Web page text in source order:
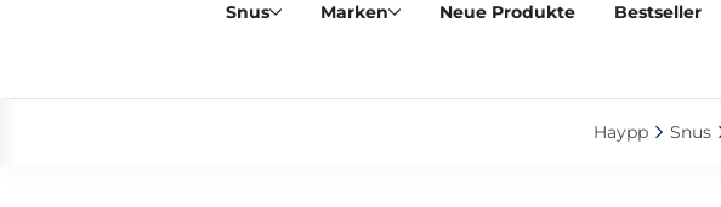
Snus Marken Neue Produkte Bestseller
Haypp‎ Snus‎